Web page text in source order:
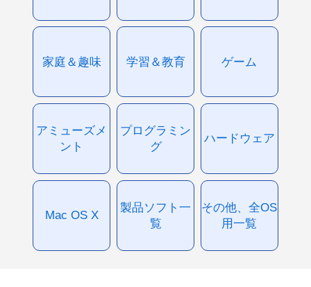
家庭＆趣味 学習＆教育 ゲーム
アミューズメ
ント
プログラミン
グ
ハードウェア
Mac OS X
製品ソフト一
覧
その他、全OS
用一覧